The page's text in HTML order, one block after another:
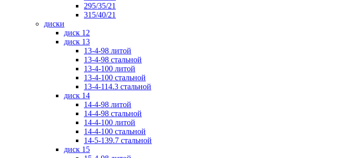
295/35/21
315/40/21
диски
диск 12
диск 13
13-4-98 литой
13-4-98 стальной
13-4-100 литой
13-4-100 стальной
13-4-114.3 стальной
диск 14
14-4-98 литой
14-4-98 стальной
14-4-100 литой
14-4-100 стальной
14-5-139.7 стальной
диск 15